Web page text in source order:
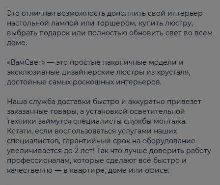
Это отличная возможность дополнить свой интерьер
настольной лампой или торшером, купить люстру,
выбрать подарок или полностью обновить свет во всем
доме.
«ВамСвет» — это простые лаконичные модели и
эксклюзивные дизайнерские люстры из хрусталя,
достойные самых роскошных интерьеров.
Наша служба доставки быстро и аккуратно привезет
заказанные товары, а установкой осветительной
техники займутся специалисты службы монтажа.
Кстати, если воспользоваться услугами наших
специалистов, гарантийный срок на оборудование
увеличивается до 2 лет! Так что лучше доверить работу
профессионалам, которые сделают всё быстро и
качественно — в квартире, доме или офисе.